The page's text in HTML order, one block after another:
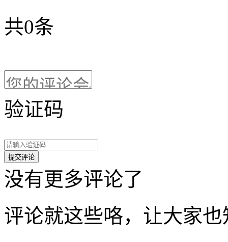
共0条
验证码
没有更多评论了
评论就这些咯，让大家